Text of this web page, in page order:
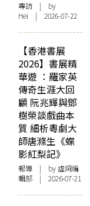
專訪 | by
Hei | 2026-07-22
【香港書展
2026】書展精
華遊 ：羅家英
傳奇生涯大回
顧 阮兆輝與鄧
樹榮談戲曲本
質 細析粵劇大
師唐滌生《蝶
影紅梨記》
報導 | by 虛詞編
輯部 | 2026-07-21